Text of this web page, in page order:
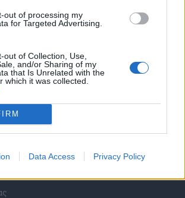
out of processing my
for Targeted Advertising.
out of Collection, Use,
and/or Sharing of my
that Is Unrelated with the
which it was collected.
Data Access Privacy Policy
Εταιρεία
Βιογραφικού